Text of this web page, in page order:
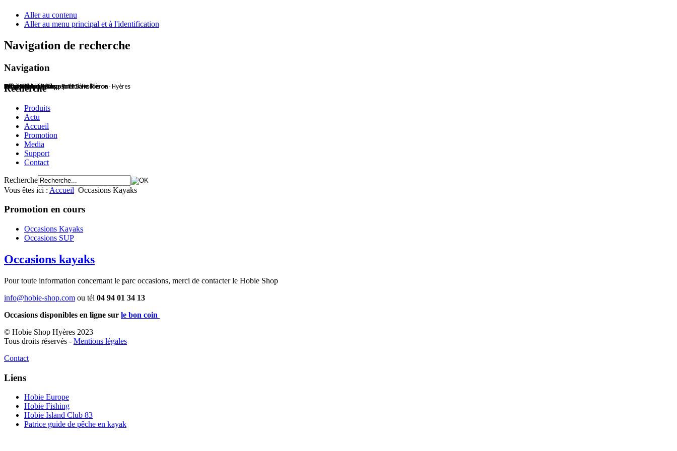
Aller au contenu
Aller au menu principal et à l'identification
Navigation de recherche
Navigation
Hobie Shop Hyères - Port Saint Pierre - Hyères
Offre Promo Passport 10.5
Patrice Gotti, Ambassadeur Hobie
HC16 en action
L'équipe hobie Shop
Accessoires Hobie
Mirage Eclipse
Trophée Hobie Shop première édition
Recherche
Produits
Actu
Accueil
Promotion
Media
Support
Contact
Recherche
Vous êtes ici : Accueil Occasions Kayaks
Promotion en cours
Occasions Kayaks
Occasions SUP
Occasions kayaks
Pour toute information concernant le parc occasions, merci de contacter le Hobie Shop
info@hobie-shop.com ou tél 04 94 01 34 13
Occasions disponibles en ligne sur le bon coin
© Hobie Shop Hyères 2023
Tous droits réservés - Mentions légales
Contact
Liens
Hobie Europe
Hobie Fishing
Hobie Island Club 83
Patrice guide de pêche en kayak